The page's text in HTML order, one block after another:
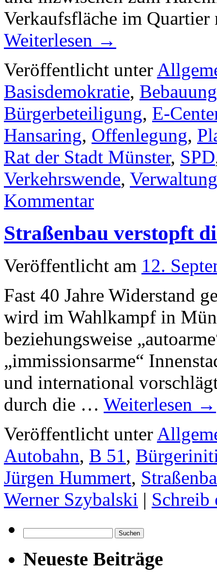
Verkaufsfläche im
Weiterlesen →
Veröffentlicht unter
Basisdemokratie,
Bürgerbeteiligung, E-
Hansaring, Offenlegung,
Rat der Stadt Münster, SPD
Verkehrswende,
Kommentar
Straßenbau verstopft
Veröffentlicht am 12.
Fast 40 Jahre Widerstand
wird im Wahlkampf in
beziehungsweise
„immissionsarme“
und international
durch die … Weiterlesen →
Veröffentlicht unter
Autobahn, B 51,
Jürgen Hummert,
Werner Szybalski | Schreib
nach:
Neueste Beiträge